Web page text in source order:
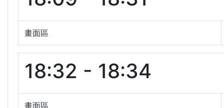
畫面區
18:32 - 18:34
畫面區